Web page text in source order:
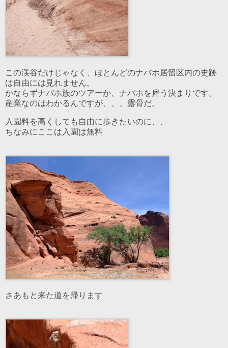
この渓谷だけじゃなく、ほとんどのナバホ居留区内の史跡
は自由には見れません。
かならずナバホ族のツアーか、ナバホを雇う決まりです。
産業なのはわかるんですが、、、露骨だ。
入園料を高くしても自由に歩きたいのに、、
ちなみにここは入園は無料
さあもと来た道を帰ります